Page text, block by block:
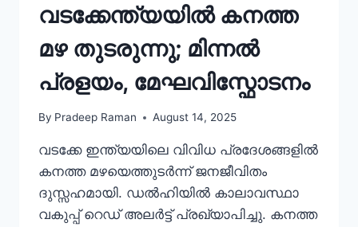
വടക്കേന്ത്യയിൽ കനത്ത
മഴ തുടരുന്നു; മിന്നൽ
പ്രളയം, മേഘവിസ്ഫോടനം
By Pradeep Raman August 14, 2025
വടക്കേ ഇന്ത്യയിലെ വിവിധ പ്രദേശങ്ങളിൽ
കനത്ത മഴയെത്തുടർന്ന് ജനജീവിതം
ദുസ്സഹമായി. ഡൽഹിയിൽ കാലാവസ്ഥാ
വകുപ്പ് റെഡ് അലർട്ട് പ്രഖ്യാപിച്ചു. കനത്ത